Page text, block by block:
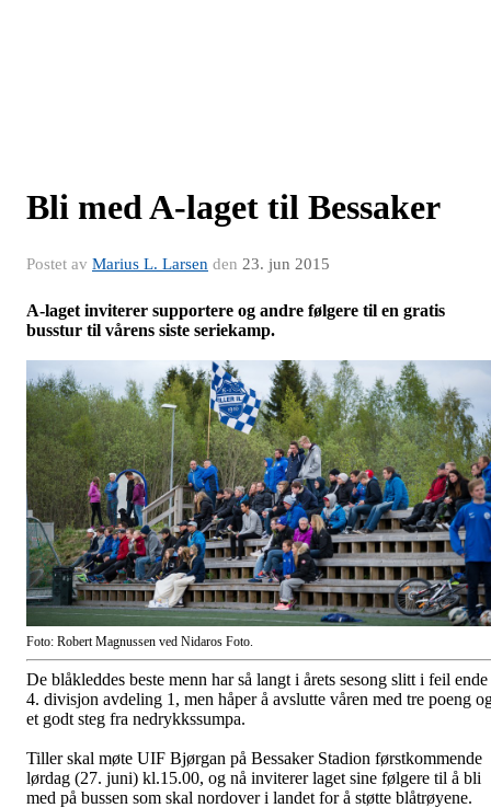
Bli med A-laget til Bessaker
Postet av Marius L. Larsen den 23. jun 2015
A-laget inviterer supportere og andre følgere til en gratis
busstur til vårens siste seriekamp.
Foto: Robert Magnussen ved Nidaros Foto.
De blåkleddes beste menn har så langt i årets sesong slitt i feil
4. divisjon avdeling 1, men håper å avslutte våren med tre poeng
et godt steg fra nedrykkssumpa.
Tiller skal møte UIF Bjørgan på Bessaker Stadion førstkommende
lørdag (27. juni) kl.15.00, og nå inviterer laget sine følgere til å bli
med på bussen som skal nordover i landet for å støtte blåtrøyene.